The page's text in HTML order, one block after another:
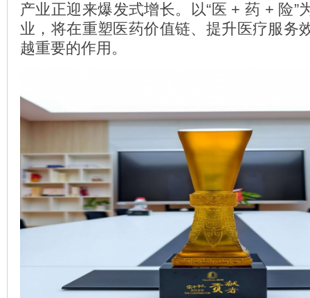
产业正迎来爆发式增长。以“医 + 药 + 险”
业，将在重塑医药价值链、提升医疗服务
越重要的作用。